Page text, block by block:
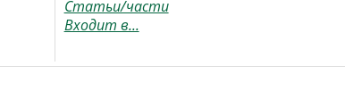
Статьи/части
Входит в...